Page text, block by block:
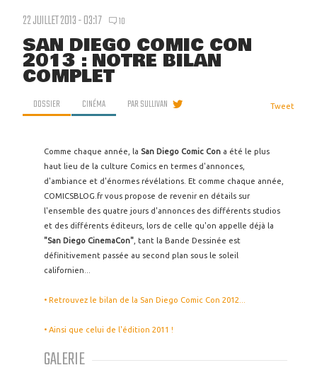
22 JUILLET 2013 - 03:17 10
SAN DIEGO COMIC CON
2013 : NOTRE BILAN
COMPLET
DOSSIER CINÉMA PARSULLIVAN Tweet
Comme chaque année, la San Diego Comic Con a été le plus
haut lieu de la culture Comics en termes d'annonces,
d'ambiance et d'énormes révélations. Et comme chaque année,
COMICSBLOG.fr vous propose de revenir en détails sur
l'ensemble des quatre jours d'annonces des différents studios
et des différents éditeurs, lors de celle qu'on appelle déjà la
"San Diego CinemaCon" , tant la Bande Dessinée est
définitivement passée au second plan sous le soleil
californien...
• Retrouvez le bilan de la San Diego Comic Con 2012...
• Ainsi que celui de l'édition 2011 !
GALERIE